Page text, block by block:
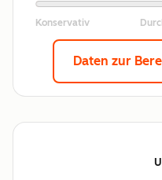
Daten zur